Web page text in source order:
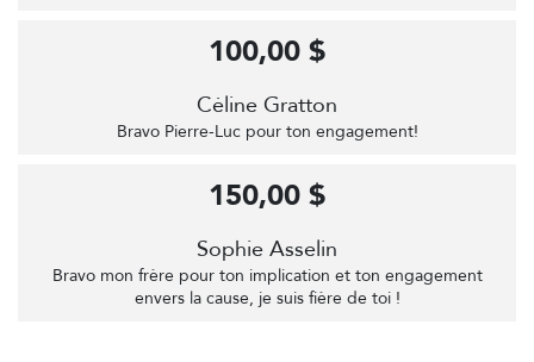
Cėline Gratton
Bravo Pierre-Luc pour ton engagement!
100,00 $
Sophie Asselin
Bravo mon frère pour ton implication et ton engagement
envers la cause, je suis fière de toi !
150,00 $